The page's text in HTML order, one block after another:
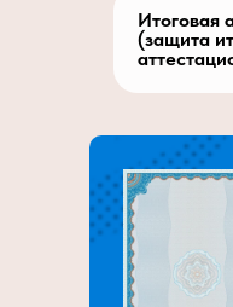
Итоговая
(защита